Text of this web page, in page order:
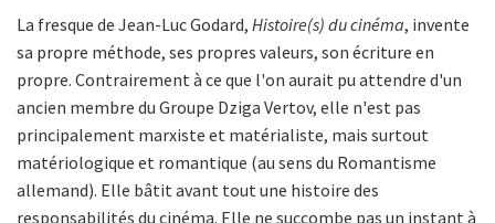
La fresque de Jean-Luc Godard, Histoire(s) du cinéma, invente
sa propre méthode, ses propres valeurs, son écriture en
propre. Contrairement à ce que l'on aurait pu attendre d'un
ancien membre du Groupe Dziga Vertov, elle n'est pas
principalement marxiste et matérialiste, mais surtout
matériologique et romantique (au sens du Romantisme
allemand). Elle bâtit avant tout une histoire des
responsabilités du cinéma. Elle ne succombe pas un instant à